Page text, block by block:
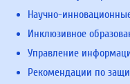
Научно-
Инклюзивное
Управление
Рекомендации по